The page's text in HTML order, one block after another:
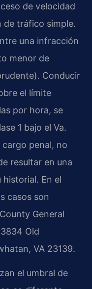
de velocidad
de tráfico simple.
una infracción
menor de
Conducir
el límite
por hora, se
1 bajo el Va.
cargo penal, no
resultar en una
historial. En el
casos son
General
Old
VA 23139.
el umbral de